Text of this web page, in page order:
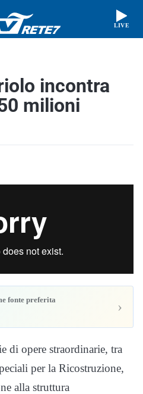
LIVE
incontra
milioni
fonte preferita ›
di opere straordinarie, tra
per la Ricostruzione,
alla struttura